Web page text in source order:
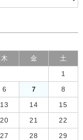
木 金 土
1
6 7 8
13 14 15
20 21 22
27 28 29